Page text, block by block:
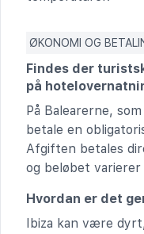
ØKONOMI OG
Findes der
på
På Balearerne,
betale en
Afgiften betales
og beløbet
Hvordan er det
Ibiza kan være